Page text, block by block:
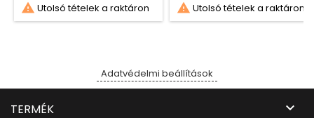
 Utolsó tételek a raktáron  Utolsó tételek a raktáron
Adatvédelmi beállítások
TERMÉK 